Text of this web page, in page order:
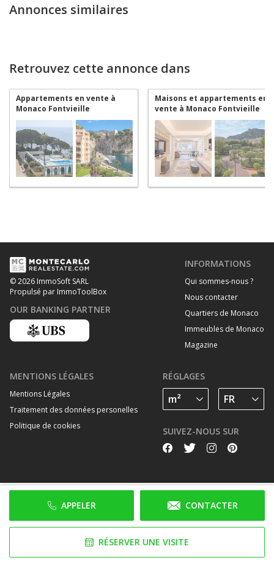
APPELER CONTACTER
RÉSERVER UNE VISITE
Annonces similaires
Retrouvez cette annonce dans
Appartements en vente à
Monaco Fontvieille
Maisons et appartements en
vente à Monaco Fontvieille
© 2026 ImmoSoft SARL
Propulsé par ImmoToolBox
OUR BANKING PARTNER
INFORMATIONS
Qui sommes-nous ?
Nous contacter
Quartiers de Monaco
Immeubles de Monaco
Magazine
MENTIONS LÉGALES
Mentions Légales
Traitement des données personelles
Politique de cookies
RÉGLAGES
SUIVEZ-NOUS SUR